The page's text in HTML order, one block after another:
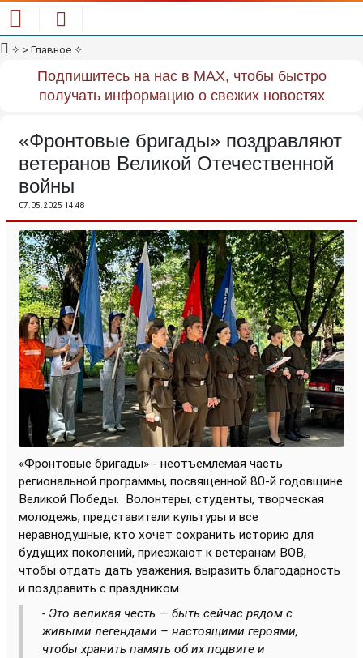
✧ > Главное ✧
Подпишитесь на нас в MAX, чтобы быстро
получать информацию о свежих новостях
«Фронтовые бригады» поздравляют
ветеранов Великой Отечественной
войны
07.05.2025 14:48
«Фронтовые бригады» - неотъемлемая часть
региональной программы, посвященной 80-й годовщине
Великой Победы. Волонтеры, студенты, творческая
молодежь, представители культуры и все
неравнодушные, кто хочет сохранить историю для
будущих поколений, приезжают к ветеранам ВОВ,
чтобы отдать дать уважения, выразить благодарность
и поздравить с праздником.
- Это великая честь — быть сейчас рядом с
живыми легендами – настоящими героями,
чтобы хранить память об их подвиге и